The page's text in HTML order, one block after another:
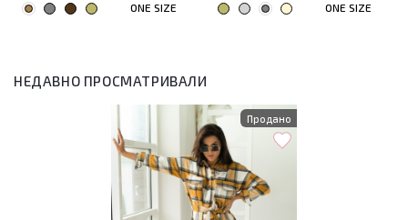
ONE SIZE ONE SIZE
НЕДАВНО ПРОСМАТРИВАЛИ
Продано